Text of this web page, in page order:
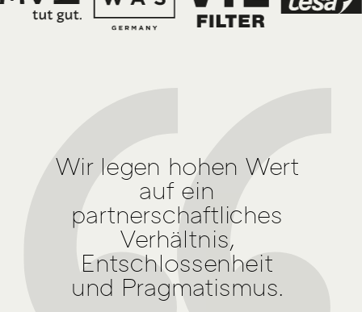
Wir legen hohen Wert
auf ein
partnerschaftliches
Verhältnis,
Entschlossenheit
und Pragmatismus.